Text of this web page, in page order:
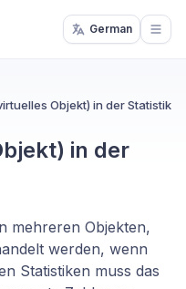
German
Objekt) in der Statistik
in der
mehreren Objekten,
werden, wenn
Statistiken muss das